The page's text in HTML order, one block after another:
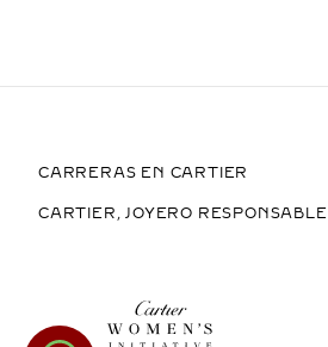
CARRERAS EN CARTIER
CARTIER, JOYERO RESPONSABLE